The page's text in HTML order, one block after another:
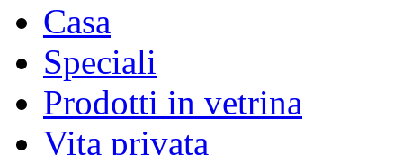
Casa
Speciali
Prodotti in vetrina
Vita privata